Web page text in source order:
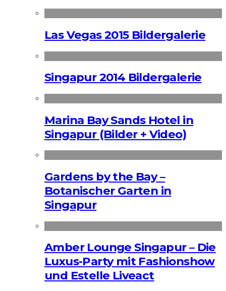
Las Vegas 2015 Bildergalerie
Singapur 2014 Bildergalerie
Marina Bay Sands Hotel in
Singapur (Bilder + Video)
Gardens by the Bay –
Botanischer Garten in
Singapur
Amber Lounge Singapur – Die
Luxus-Party mit Fashionshow
und Estelle Liveact